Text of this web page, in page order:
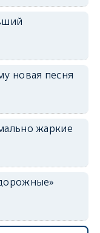
новая песня
жаркие